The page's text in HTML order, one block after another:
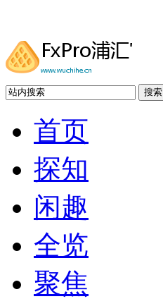
搜索
首页
探知
闲趣
全览
聚焦